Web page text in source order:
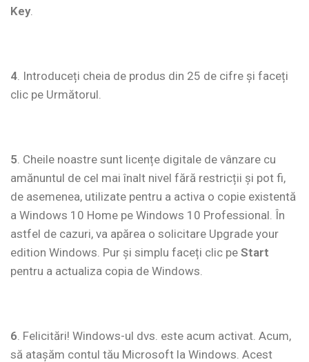
Key.
4. Introduceți cheia de produs din 25 de cifre și faceți
clic pe Următorul.
5. Cheile noastre sunt licențe digitale de vânzare cu
amănuntul de cel mai înalt nivel fără restricții și pot fi,
de asemenea, utilizate pentru a activa o copie existentă
a Windows 10 Home pe Windows 10 Professional. În
astfel de cazuri, va apărea o solicitare Upgrade your
edition Windows. Pur și simplu faceți clic pe Start
pentru a actualiza copia de Windows.
6. Felicitări! Windows-ul dvs. este acum activat. Acum,
să atașăm contul tău Microsoft la Windows. Acest